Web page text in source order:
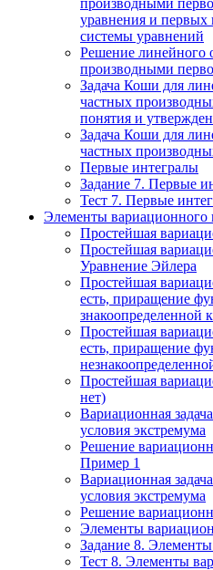
производными
уравнения и первых
системы уравнений
Решение линейного
производными
Задача Коши для
частных
понятия и
Задача Коши для
частных
Первые интегралы
Задание 7. Первые
Тест 7. Первые
Элементы вариационного
Простейшая
Простейшая
Уравнение Эйлера
Простейшая
есть, приращение
знакоопределенной
Простейшая
есть, приращение
Простейшая
нет)
Вариационная
условия экстремума
Решение
Пример 1
Вариационная
условия экстремума
Решение
Элементы
Задание 8.
Тест 8. Элементы